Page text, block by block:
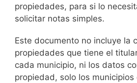
propiedades, para si lo
solicitar notas simples.
Este documento no incluye la
propiedades que tiene el
cada municipio, ni los datos
propiedad, solo los